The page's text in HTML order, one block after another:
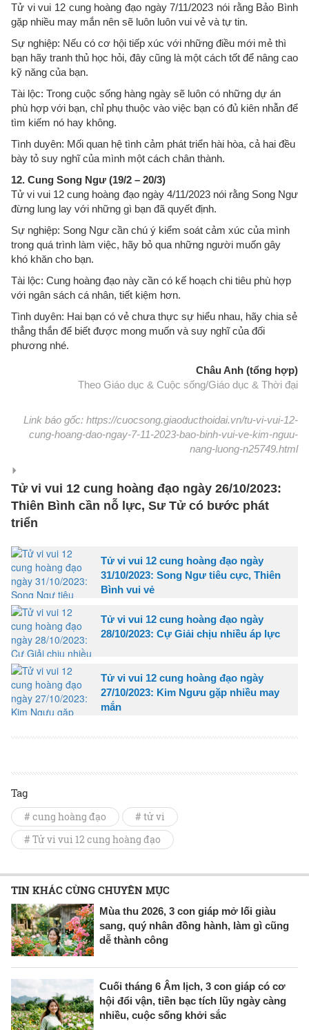
Tử vi vui 12 cung hoàng đạo ngày 7/11/2023 nói rằng Bảo Bình
gặp nhiều may mắn nên sẽ luôn luôn vui vẻ và tự tin.
Sự nghiệp: Nếu có cơ hội tiếp xúc với những điều mới mẻ thì
bạn hãy tranh thủ học hỏi, đây cũng là một cách tốt để nâng cao
kỹ năng của bạn.
Tài lộc: Trong cuộc sống hàng ngày sẽ luôn có những dự án
phù hợp với bạn, chỉ phụ thuộc vào việc bạn có đủ kiên nhẫn để
tìm kiếm nó hay không.
Tình duyên: Mối quan hệ tình cảm phát triển hài hòa, cả hai đều
bày tỏ suy nghĩ của mình một cách chân thành.
12. Cung Song Ngư (19/2 – 20/3)
Tử vi vui 12 cung hoàng đạo ngày 4/11/2023 nói rằng Song Ngư
đừng lung lay với những gì bạn đã quyết định.
Sự nghiệp: Song Ngư cần chú ý kiểm soát cảm xúc của mình
trong quá trình làm việc, hãy bỏ qua những người muốn gây
khó khăn cho bạn.
Tài lộc: Cung hoàng đạo này cần có kế hoạch chi tiêu phù hợp
với ngân sách cá nhân, tiết kiệm hơn.
Tình duyên: Hai bạn có vẻ chưa thực sự hiểu nhau, hãy chia sẻ
thẳng thắn để biết được mong muốn và suy nghĩ của đối
phương nhé.
Châu Anh (tổng hợp)
Theo Giáo dục & Cuộc sống/Giáo dục & Thời đại
Link báo gốc: https://cuocsong.giaoducthoidai.vn/tu-vi-vui-12-
cung-hoang-dao-ngay-7-11-2023-bao-binh-vui-ve-kim-nguu-
nang-luong-n25749.html
Tử vi vui 12 cung hoàng đạo ngày 26/10/2023:
Thiên Bình cần nỗ lực, Sư Tử có bước phát
triển
Tử vi vui 12 cung hoàng đạo ngày
31/10/2023: Song Ngư tiêu cực, Thiên
Bình vui vẻ
Tử vi vui 12 cung hoàng đạo ngày
28/10/2023: Cự Giải chịu nhiều áp lực
Tử vi vui 12 cung hoàng đạo ngày
27/10/2023: Kim Ngưu gặp nhiều may
mắn
Tag
# cung hoàng đạo
# tử vi
# Tử vi vui 12 cung hoàng đạo
TIN KHÁC CÙNG CHUYÊN MỤC
Mùa thu 2026, 3 con giáp mở lối giàu
sang, quý nhân đồng hành, làm gì cũng
dễ thành công
Cuối tháng 6 Âm lịch, 3 con giáp có cơ
hội đổi vận, tiền bạc tích lũy ngày càng
nhiều, cuộc sống khởi sắc